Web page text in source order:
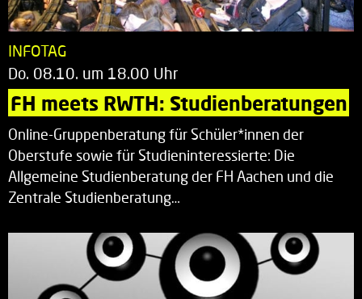
INFOTAG
Do. 08.10. um 18.00 Uhr
FH meets RWTH: Studienberatungen
Online-Gruppenberatung für Schüler*innen der
Oberstufe sowie für Studieninteressierte: Die
Allgemeine Studienberatung der FH Aachen und die
Zentrale Studienberatung…